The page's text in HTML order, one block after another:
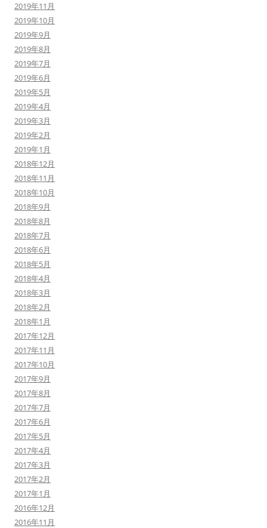
2019年11月
2019年10月
2019年9月
2019年8月
2019年7月
2019年6月
2019年5月
2019年4月
2019年3月
2019年2月
2019年1月
2018年12月
2018年11月
2018年10月
2018年9月
2018年8月
2018年7月
2018年6月
2018年5月
2018年4月
2018年3月
2018年2月
2018年1月
2017年12月
2017年11月
2017年10月
2017年9月
2017年8月
2017年7月
2017年6月
2017年5月
2017年4月
2017年3月
2017年2月
2017年1月
2016年12月
2016年11月